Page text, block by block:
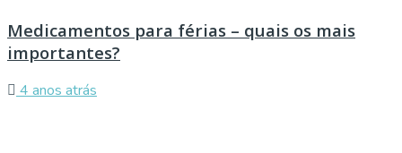
Medicamentos para férias – quais os mais
importantes?
4 anos atrás